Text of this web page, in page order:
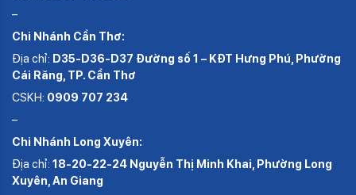
–
Chi Nhánh Cần Thơ:
Địa chỉ: D35-D36-D37 Đường số 1 – KĐT Hưng Phú, Phường
Cái Răng, TP. Cần Thơ
CSKH: 0909 707 234
–
Chi Nhánh Long Xuyên:
Địa chỉ: 18-20-22-24 Nguyễn Thị Minh Khai, Phường Long
Xuyên, An Giang